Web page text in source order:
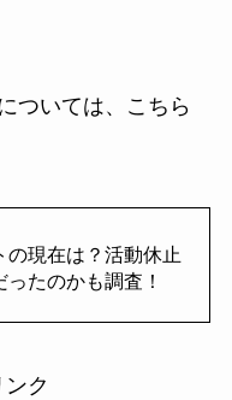
ついては、こちら
の現在は？活動休止
たのかも調査！
ク